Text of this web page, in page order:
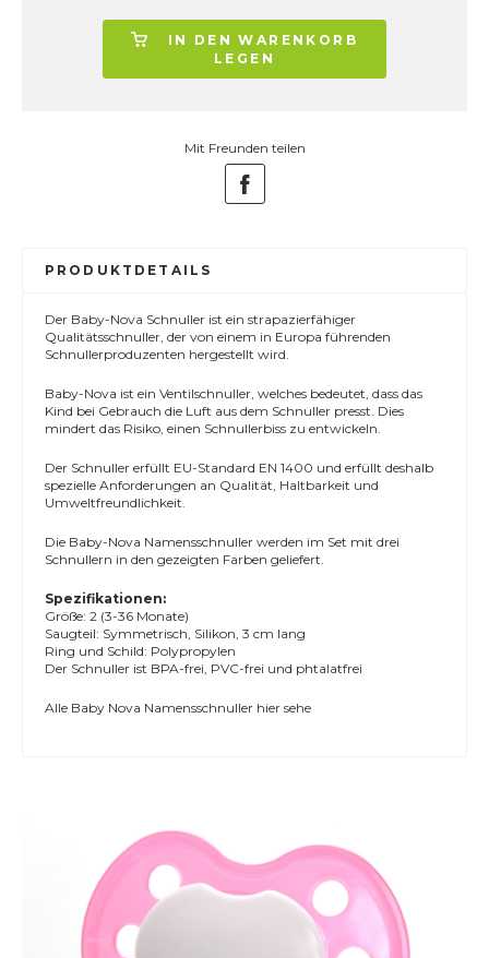
IN DEN WARENKORB
LEGEN
Mit Freunden teilen
PRODUKTDETAILS
Der Baby-Nova Schnuller ist ein strapazierfähiger
Qualitätsschnuller, der von einem in Europa führenden
Schnullerproduzenten hergestellt wird.
Baby-Nova ist ein Ventilschnuller, welches bedeutet, dass das
Kind bei Gebrauch die Luft aus dem Schnuller presst. Dies
mindert das Risiko, einen Schnullerbiss zu entwickeln.
Der Schnuller erfüllt EU-Standard EN 1400 und erfüllt deshalb
spezielle Anforderungen an Qualität, Haltbarkeit und
Umweltfreundlichkeit.
Die Baby-Nova Namensschnuller werden im Set mit drei
Schnullern in den gezeigten Farben geliefert.
Spezifikationen:
Größe: 2 (3-36 Monate)
Saugteil: Symmetrisch, Silikon, 3 cm lang
Ring und Schild: Polypropylen
Der Schnuller ist BPA-frei, PVC-frei und phtalatfrei
Alle Baby Nova Namensschnuller hier sehe